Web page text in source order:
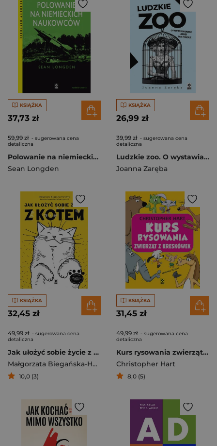
KSIĄŻKA
37,73 zł
59,99 zł - sugerowana cena
detaliczna
Polowanie na niemieckich naukowców wyd. 2025
Sean Longden
KSIĄŻKA
26,99 zł
39,99 zł - sugerowana cena
detaliczna
Ludzkie zoo. O wystawianiu ludzi na pokaz wyd. 2025
Joanna Zaręba
KSIĄŻKA
32,45 zł
49,99 zł - sugerowana cena
detaliczna
Jak ułożyć sobie życie z kotem
Małgorzata Biegańska-Hendryk
10,0 (3)
KSIĄŻKA
31,45 zł
49,99 zł - sugerowana cena
detaliczna
Kurs rysowania zwierząt z kreskówek
Christopher Hart
8,0 (5)